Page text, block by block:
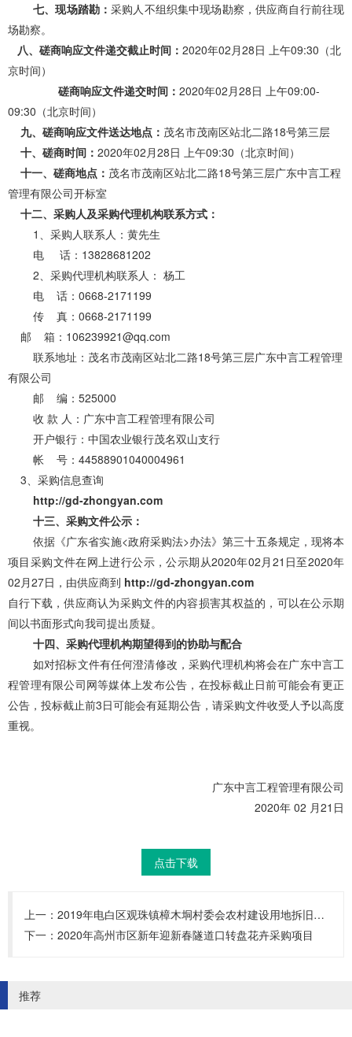
七、现场踏勘：采购人不组织集中现场勘察，供应商自行前往现
场勘察。
八、磋商响应文件递交截止时间： 2020年02月28日 上午09:30 （北
京时间）
磋商响应文件递交时间：2020年02月28日 上午09:00-
09:30 （北京时间）
九、磋商响应文件送达地点： 茂名市茂南区站北二路18号第三层
十、磋商时间： 2020年02月28日 上午09:30 （北京时间）
十一、磋商地点： 茂名市茂南区站北二路18号第三层广东中言工程
管理有限公司开标室
十二、采购人及采购代理机构联系方式：
1 、 采购人联系人： 黄先生
电
话： 13828681202
2、 采购代理机构联系人： 杨工
电
话： 0668-2171199
传
真： 0668-2171199
邮
箱： 106239921@qq.com
联系地址：茂名市茂南区站北二路18号第三层广东中言工程管理
有限公司
邮
编： 525000
收 款 人：广东中言工程管理有限公司
开户银行：中国农业银行茂名双山支行
帐
号： 44588901040004961
3、 采购信息查询
http://gd-zhongyan.com
十三、采购文件公示：
依据《广东省实施<政府采购法>办法》第三十五条规定，现将本
项目采购文件在网上进行公示，公示期从2020年02月 21 日至2020年
02月27日，由供应商到 http://gd-zhongyan.com
自行下载，供应商认为采购文件的内容损害其权益的，可以在公示期
间以书面形式向我司提出质疑。
十四、采购代理机构期望得到的协助与配合
如对招标文件有任何澄清修改，采购代理机构将会在广东中言工
程管理有限公司网等媒体上发布公告，在投标截止日前可能会有更正
公告，投标截止前3日可能会有延期公告，请采购文件收受人予以高度
重视。
广东中言工程管理有限公司
2020年 02 月21 日
点击下载
上一： 2019年电白区观珠镇樟木垌村委会农村建设用地拆旧复垦项目（EPC）
下一： 2020年高州市区新年迎新春隧道口转盘花卉采购项目
推荐